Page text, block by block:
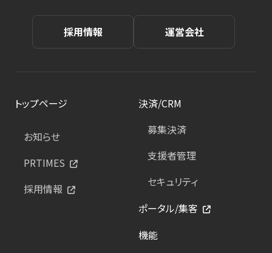
採用情報 運営会社
トップページ
お知らせ
PRTIMES
採用情報
決済/CRM
募集決済
支援者管理
セキュリティ
ポータル/集客
機能